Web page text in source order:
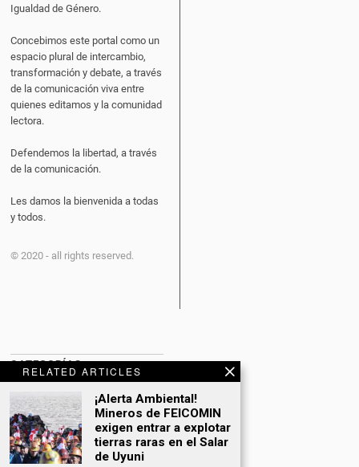
RELATED ARTICLES
¡Alerta Ambiental!
Mineros de FEICOMIN
exigen entrar a explotar
tierras raras en el Salar
de Uyuni
Igualdad de Género.
Concebimos este portal como un
espacio plural de intercambio,
transformación y debate, a través
de la comunicación viva entre
quienes editamos y la comunidad
lectora.
Defendemos la libertad, a través
de la comunicación.
Les damos la bienvenida a todas
y todos.
© 2020 - all rights reserved.
CATEGORÍAS
BITCOIN NEWS
CULTURA
DATING